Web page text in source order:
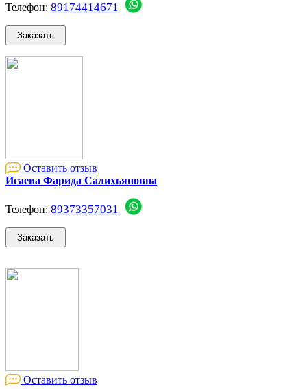
Телефон: 89174414671
Оставить отзыв
Исаева Фарида Салихьяновна
Телефон: 89373357031
Оставить отзыв